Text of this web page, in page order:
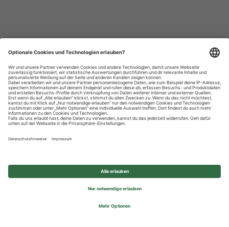
Datenschutzhinweise
Impressum
Privatsphäre-Einstellungen
© 2026 REWE Group - All rights reserved